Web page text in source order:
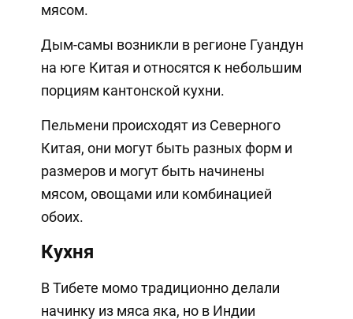
мясом.
Дым-самы возникли в регионе Гуандун
на юге Китая и относятся к небольшим
порциям кантонской кухни.
Пельмени происходят из Северного
Китая, они могут быть разных форм и
размеров и могут быть начинены
мясом, овощами или комбинацией
обоих.
Кухня
В Тибете момо традиционно делали
начинку из мяса яка, но в Индии